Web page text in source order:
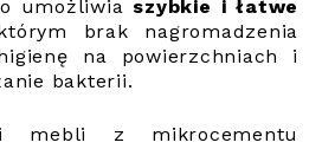
umożliwia szybkie i łatwe
brak nagromadzenia
na powierzchniach i
bakterii.
mebli z mikrocementu